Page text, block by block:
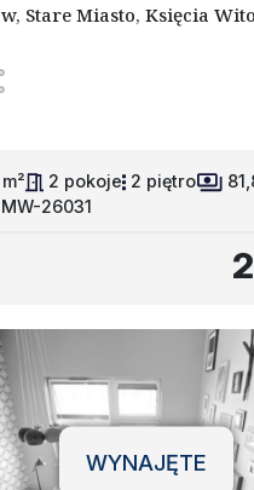
Stare Miasto, Księcia
ulubionych
2 pokoje 2 piętro
26031
WYNAJĘTE